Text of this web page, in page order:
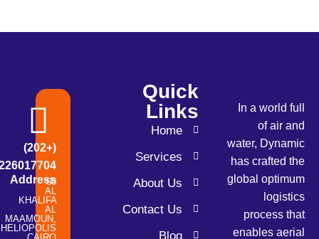
In a
of
water,
has
global
enables
Quick
Links
Home
Services
About Us
Contact Us
226017704
Address
MAAMOUN,
HELIOPOLIS